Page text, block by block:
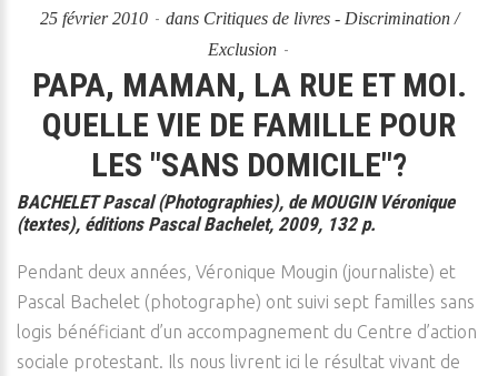
25 février 2010 dans Critiques de livres - Discrimination /
Exclusion
PAPA, MAMAN, LA RUE ET MOI.
QUELLE VIE DE FAMILLE POUR
LES "SANS DOMICILE"?
BACHELET Pascal (Photographies), de MOUGIN Véronique
(textes), éditions Pascal Bachelet, 2009, 132 p.
Pendant deux années, Véronique Mougin (journaliste) et
Pascal Bachelet (photographe) ont suivi sept familles sans
logis bénéficiant d’un accompagnement du Centre d’action
sociale protestant. Ils nous livrent ici le résultat vivant de